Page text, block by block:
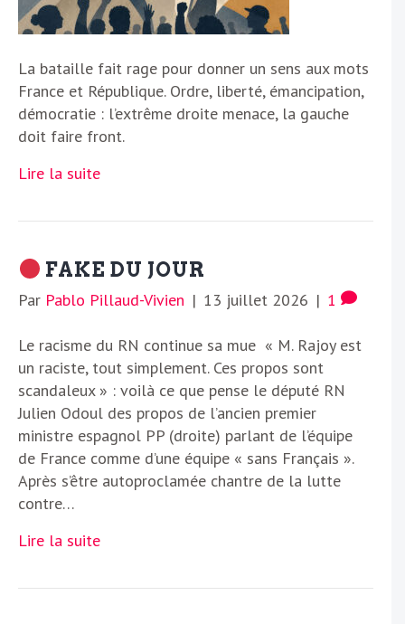
La bataille fait rage pour donner un sens aux mots
France et République. Ordre, liberté, émancipation,
démocratie : l’extrême droite menace, la gauche
doit faire front.
Lire la suite
FAKE DU JOUR
Par Pablo Pillaud-Vivien | 13 juillet 2026 | 1
Le racisme du RN continue sa mue « M. Rajoy est
un raciste, tout simplement. Ces propos sont
scandaleux » : voilà ce que pense le député RN
Julien Odoul des propos de l’ancien premier
ministre espagnol PP (droite) parlant de l’équipe
de France comme d’une équipe « sans Français ».
Après s’être autoproclamée chantre de la lutte
contre…
Lire la suite